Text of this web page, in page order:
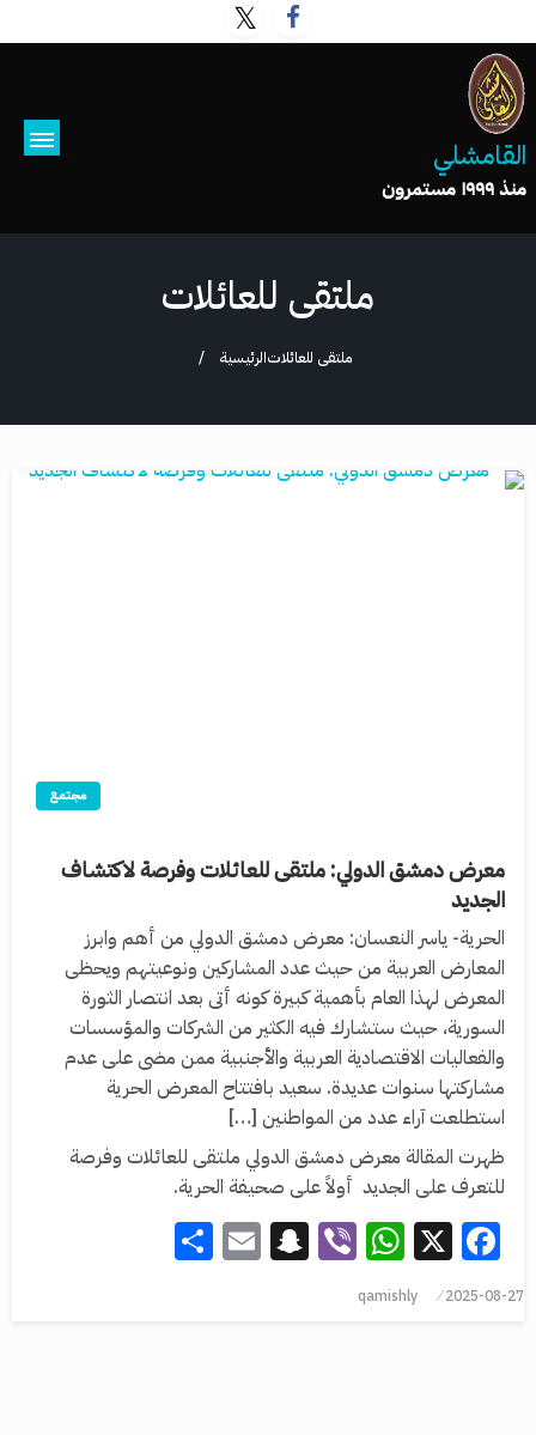
القامشلي
منذ ١٩٩٩ مستمرون
ملتقى للعائلات
الرئيسيةملتقى للعائلات
مجتمع
معرض دمشق الدولي: ملتقى للعائلات وفرصة لاكتشاف
الجديد
الحرية- ياسر النعسان: معرض دمشق الدولي من أهم وابرز
المعارض العربية من حيث عدد المشاركين ونوعيتهم ويحظى
المعرض لهذا العام بأهمية كبيرة كونه أتى بعد انتصار الثورة
السورية، حيث ستشارك فيه الكثير من الشركات والمؤسسات
والفعاليات الاقتصادية العربية والأجنبية ممن مضى على عدم
مشاركتها سنوات عديدة. سعيد بافتتاح المعرض الحرية
استطلعت آراء عدد من المواطنين […]
ظهرت المقالة معرض دمشق الدولي ملتقى للعائلات وفرصة
للتعرف على الجديد أولاً على صحيفة الحرية.
Facebook
X
WhatsApp
Viber
Snapchat
Email
2025-08-27
qamishly